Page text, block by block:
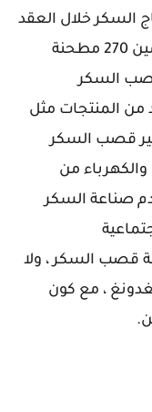
إنتاج السكر خلال العقد
الماضي. تضم صناعة السكر في الصين 270 مطحنة
233 مصانع قصب السكر
من المنتجات مثل
قصب السكر
من
صناعة السكر
قصب السكر ، ولا
، مع كون